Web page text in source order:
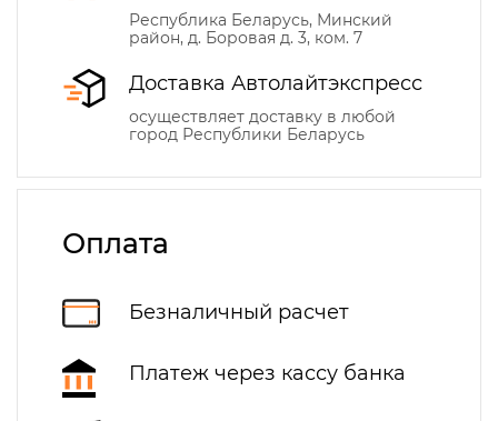
Республика Беларусь, Минский
район, д. Боровая д. 3, ком. 7
Доставка Автолайтэкспресс
осуществляет доставку в любой
город Республики Беларусь
Оплата
Безналичный расчет
Платеж через кассу банка